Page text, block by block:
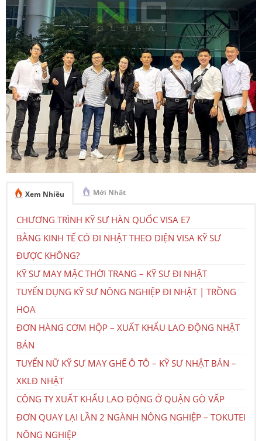
Xem Nhiều Mới Nhất
CHƯƠNG TRÌNH KỸ SƯ HÀN QUỐC VISA E7
BẰNG KINH TẾ CÓ ĐI NHẬT THEO DIỆN VISA KỸ SƯ
ĐƯỢC KHÔNG?
KỸ SƯ MAY MẶC THỜI TRANG – KỸ SƯ ĐI NHẬT
TUYỂN DỤNG KỸ SƯ NÔNG NGHIỆP ĐI NHẬT | TRỒNG
HOA
ĐƠN HÀNG CƠM HỘP – XUẤT KHẨU LAO ĐỘNG NHẬT
BẢN
TUYỂN NỮ KỸ SƯ MAY GHẾ Ô TÔ – KỸ SƯ NHẬT BẢN –
XKLĐ NHẬT
CÔNG TY XUẤT KHẨU LAO ĐỘNG Ở QUẬN GÒ VẤP
ĐƠN QUAY LẠI LẦN 2 NGÀNH NÔNG NGHIỆP – TOKUTEI
NÔNG NGHIỆP